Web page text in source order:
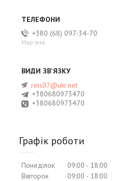
+380 (68) 097-34-70
Мар'яна
reis07@ukr.net
+380680973470
+380680973470
Графік роботи
Понеділок 09:00
18:00
Вівторок
09:00
18:00